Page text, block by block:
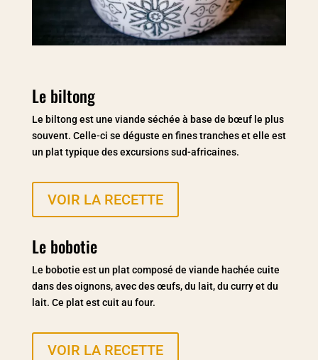
Le biltong
Le biltong est une viande séchée à base de bœuf le plus
souvent. Celle-ci se déguste en fines tranches et elle est
un plat typique des excursions sud-africaines.
VOIR LA RECETTE
Le bobotie
Le bobotie est un plat composé de viande hachée cuite
dans des oignons, avec des œufs, du lait, du curry et du
lait. Ce plat est cuit au four.
VOIR LA RECETTE